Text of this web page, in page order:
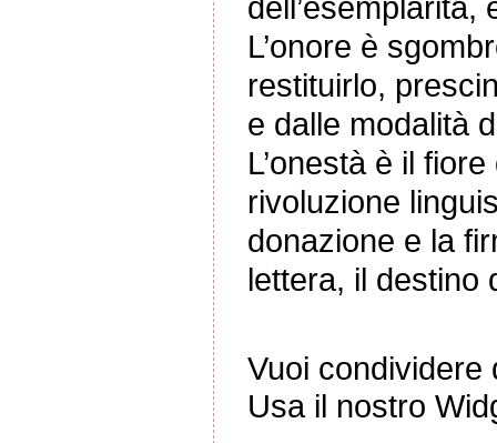
L’onore è
restituirlo,
e dalle modalità
L’onestà è il
rivoluzione
donazione e la
lettera, il destino
Vuoi condividere
Usa il nostro